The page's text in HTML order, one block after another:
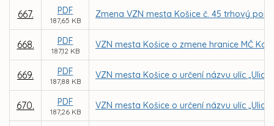
667. PDF
187,65 KB
Zmena VZN mesta Košice č. 45 trhový
668. PDF
187,12 KB
VZN mesta Košice o zmene hranice MČ
669. PDF
187,88 KB
VZN mesta Košice o určení názvu ulíc
670. PDF
187,26 KB
VZN mesta Košice o určení názvu ulíc